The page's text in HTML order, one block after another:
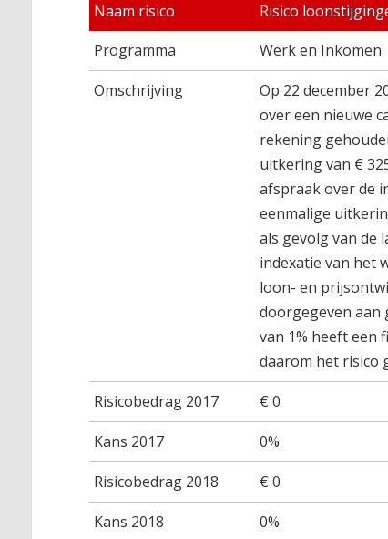
Naam risico
Risico
Programma
Werk en Inkomen
Omschrijving
Op 22 december
over een nieuwe
rekening
uitkering van €
afspraak over de
eenmalige
als gevolg van de
indexatie van het
loon- en
doorgegeven aan
van 1% heeft een
daarom het risico
Risicobedrag 2017
€ 0
Kans 2017
0%
Risicobedrag 2018
€ 0
Kans 2018
0%